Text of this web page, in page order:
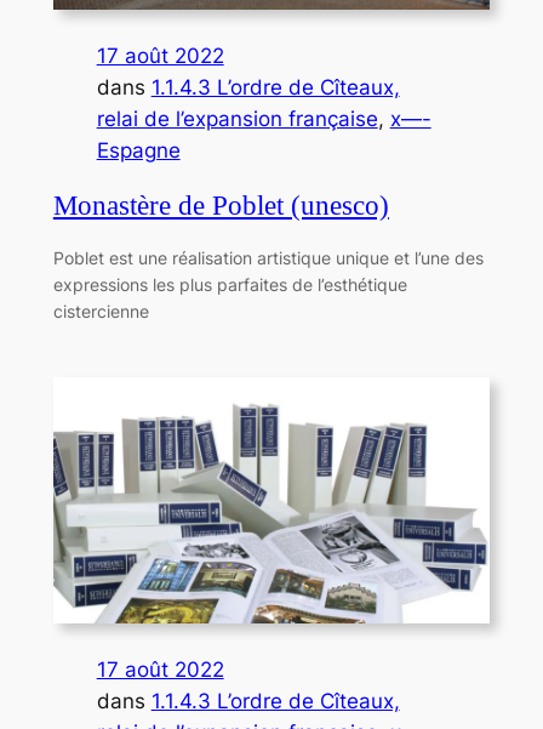
17 août 2022
dans 1.1.4.3 L’ordre de Cîteaux,
relai de l’expansion française, x—-
Espagne
Monastère de Poblet (unesco)
Poblet est une réalisation artistique unique et l’une des
expressions les plus parfaites de l’esthétique
cistercienne
17 août 2022
dans 1.1.4.3 L’ordre de Cîteaux,